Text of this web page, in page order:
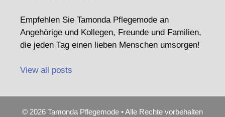
Empfehlen Sie Tamonda Pflegemode an
Angehörige und Kollegen, Freunde und Familien,
die jeden Tag einen lieben Menschen umsorgen!
View all posts
© 2026 Tamonda Pflegemode • Alle Rechte vorbehalten